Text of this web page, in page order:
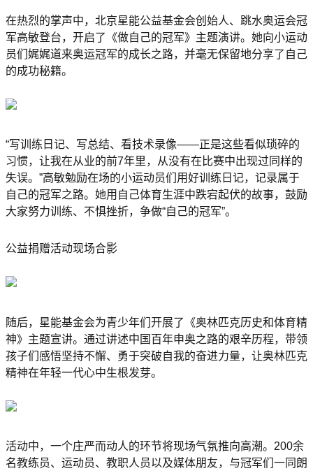
在热烈的掌声中，北京星能公益基金会创始人、跳水奥运会冠
军高敏登台，开启了《做自己的冠军》主题演讲。她向小运动
员们娓娓道来奥运冠军的成长之路，并毫无保留地分享了自己
的成功秘籍。
“写训练日记、写总结、看技术录像——正是这些看似琐碎的
习惯，让我在从业的前7年里，从没有在比赛中出现过同样的
失误。”高敏勉励在场的小运动员们用好训练日记，记录属于
自己的冠军之路。她用自己体育生涯中跌宕起伏的故事，鼓励
大家努力训练、不惧挫折，争做“自己的冠军”。
公益捐赠活动现场合影
随后，星能基金会为青少年们开展了《奥林匹克历史和体育精
神》主题宣讲。通过讲述中国百年申奥之路的艰辛历程，带领
孩子们感悟坚持不懈、勇于突破自我的奋进力量，让奥林匹克
精神在年轻一代心中生根发芽。
活动中，一个庄严而动人的环节将现场气氛推向高潮。200余
名教练员、运动员、教职人员以及媒体朋友，与冠军们一同朗